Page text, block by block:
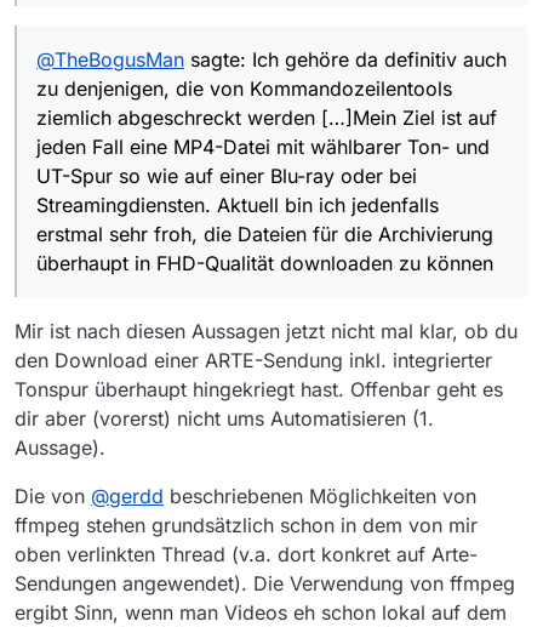
französischen UT dazu.
@TheBogusMan sagte: Ich gehöre da definitiv auch
zu denjenigen, die von Kommandozeilentools
ziemlich abgeschreckt werden […]Mein Ziel ist auf
jeden Fall eine MP4-Datei mit wählbarer Ton- und
UT-Spur so wie auf einer Blu-ray oder bei
Streamingdiensten. Aktuell bin ich jedenfalls
erstmal sehr froh, die Dateien für die Archivierung
überhaupt in FHD-Qualität downloaden zu können
Mir ist nach diesen Aussagen jetzt nicht mal klar, ob du
den Download einer ARTE-Sendung inkl. integrierter
Tonspur überhaupt hingekriegt hast. Offenbar geht es
dir aber (vorerst) nicht ums Automatisieren (1.
Aussage).
Die von @gerdd beschriebenen Möglichkeiten von
ffmpeg stehen grundsätzlich schon in dem von mir
oben verlinkten Thread (v.a. dort konkret auf Arte-
Sendungen angewendet). Die Verwendung von ffmpeg
ergibt Sinn, wenn man Videos eh schon lokal auf dem